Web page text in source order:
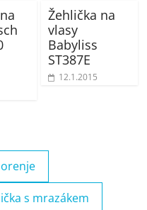
Žehlička na
vlasy
Babyliss
ST387E
12.1.2015
s mrazákem